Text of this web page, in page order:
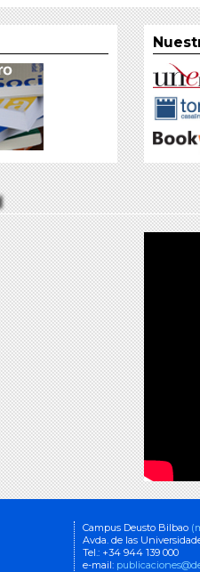
Campus Deusto Bilbao
Avda. de las
Tel.: +34 944 139 000
e-mail: